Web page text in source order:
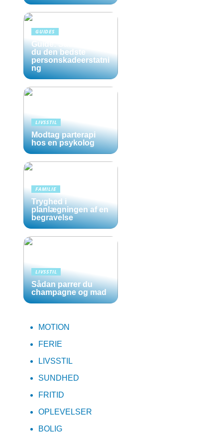
GUIDES
Guide: Sådan opnår
du den bedste
personskadeerstatni
ng
LIVSSTIL
Modtag parterapi
hos en psykolog
FAMILIE
Tryghed i
planlægningen af en
begravelse
LIVSSTIL
Sådan parrer du
champagne og mad
MOTION
FERIE
LIVSSTIL
SUNDHED
FRITID
OPLEVELSER
BOLIG